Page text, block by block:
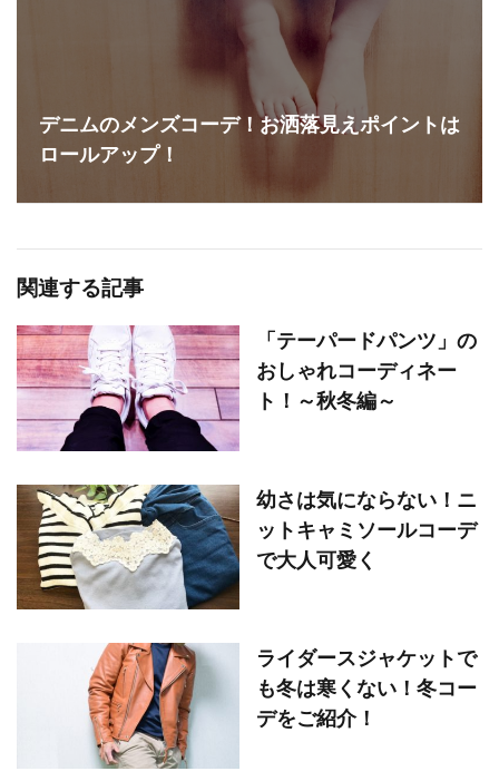
デニムのメンズコーデ！お洒落見えポイントは
ロールアップ！
関連する記事
「テーパードパンツ」の
おしゃれコーディネー
ト！～秋冬編～
幼さは気にならない！ニ
ットキャミソールコーデ
で大人可愛く
ライダースジャケットで
も冬は寒くない！冬コー
デをご紹介！